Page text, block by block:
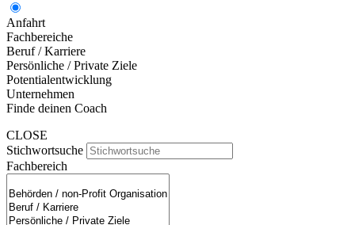
Anfahrt
Fachbereiche
Beruf / Karriere
Persönliche / Private Ziele
Potentialentwicklung
Unternehmen
Finde deinen Coach
CLOSE
Stichwortsuche
Fachbereich